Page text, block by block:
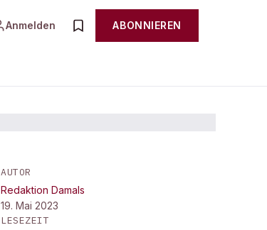
Anmelden ABONNIEREN
AUTOR
Redaktion Damals
19. Mai 2023
LESEZEIT